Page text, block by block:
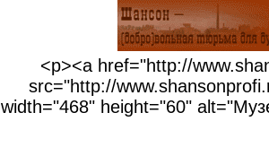
<p><a href="http://
src="http://
width="468" height="60"